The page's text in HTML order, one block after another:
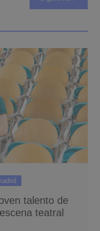
talento de
teatral